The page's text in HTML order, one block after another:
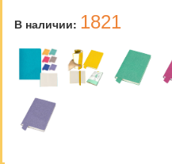
В наличии: 1821